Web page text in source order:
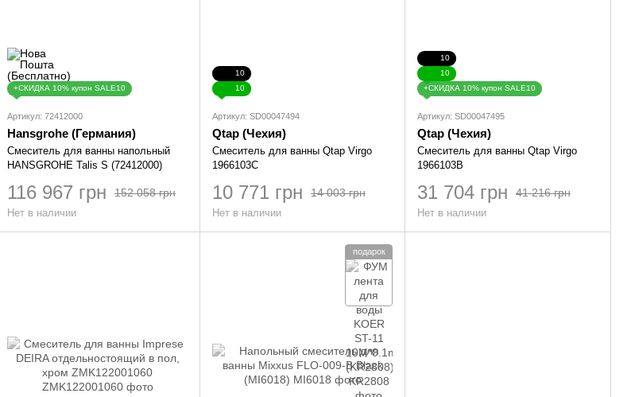
+СКИДКА 10% купон SALE10
Артикул: 72412000
Hansgrohe (Германия)
Смеситель для ванны напольный
HANSGROHE Talis S (72412000)
152 058 грн
116 967 грн
Нет в наличии
10
10
Артикул: SD00047494
Qtap (Чехия)
Смеситель для ванны Qtap Virgo
1966103C
14 003 грн
10 771 грн
Нет в наличии
10
10
+СКИДКА 10% купон SALE10
Артикул: SD00047495
Qtap (Чехия)
Смеситель для ванны Qtap Virgo
1966103B
41 216 грн
31 704 грн
Нет в наличии
подарок